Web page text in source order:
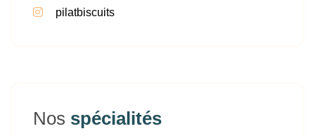
pilatbiscuits
Nos spécialités